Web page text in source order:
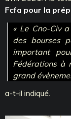
Fcfa pour la
« Le Cno-Civ
des bourses
important
Fédérations à
grand
a-t-il indiqué.